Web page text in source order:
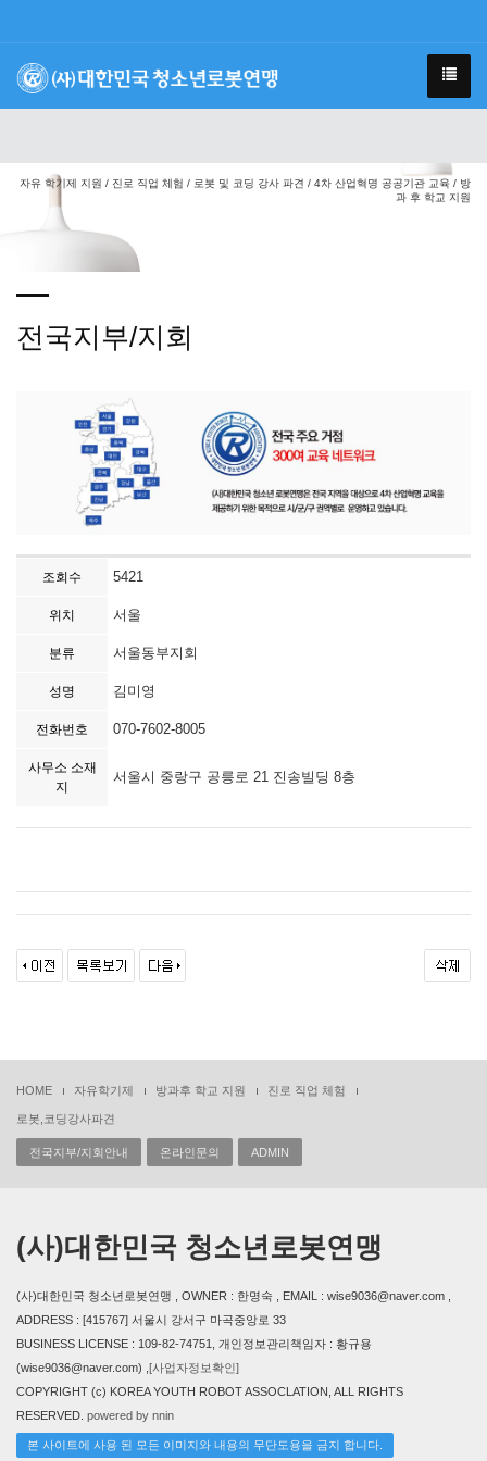
자유 학기제 지원 / 진로 직업 체험 / 로봇 및 코딩 강사 파견 / 4차 산업혁명 공공기관 교육 / 방
과 후 학교 지원
전국지부/지회
조회수 5421
위치 서울
분류 서울동부지회
성명 김미영
전화번호 070-7602-8005
사무소 소재
지
서울시 중랑구 공릉로 21 진송빌딩 8층
HOME 자유학기제 방과후 학교 지원 진로 직업 체험
로봇,코딩강사파견
전국지부/지회안내 온라인문의 ADMIN
(사)대한민국 청소년로봇연맹
(사)대한민국 청소년로봇연맹 , OWNER : 한명숙 , EMAIL : wise9036@naver.com ,
ADDRESS : [415767] 서울시 강서구 마곡중앙로 33
BUSINESS LICENSE : 109-82-74751, 개인정보관리책임자 : 황규용
(wise9036@naver.com) , [사업자정보확인]
COPYRIGHT (c) KOREA YOUTH ROBOT ASSOCLATION, ALL RIGHTS
RESERVED. powered by nnin
본 사이트에 사용 된 모든 이미지와 내용의 무단도용을 금지 합니다.